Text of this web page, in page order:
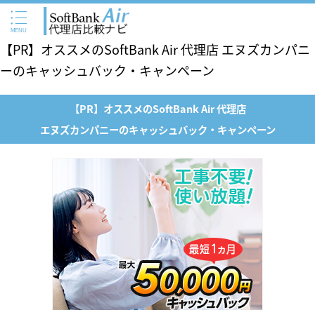
【PR】オススメのSoftBank Air 代理店 エヌズカンパニ
ーのキャッシュバック・キャンペーン
【PR】オススメのSoftBank Air 代理店
エヌズカンパニーのキャッシュバック・キャンペーン